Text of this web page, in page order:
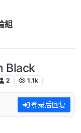
組
Black
2 1.1k
登录后回复